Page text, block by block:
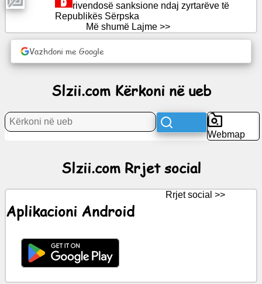
social
Lajme
Kërkoni
ueb
rivendosë sanksione ndaj zyrtarëve të
Republikës Sërpska
Më shumë Lajme >>
Vazhdoni me Google
Slzii.com Kërkoni në ueb
Webmap
Slzii.com Rrjet social
Aplikacioni Android
Rrjet social >>